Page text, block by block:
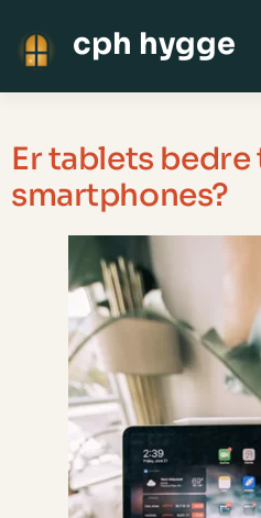
cph hygge
Er tablets
smartphones?